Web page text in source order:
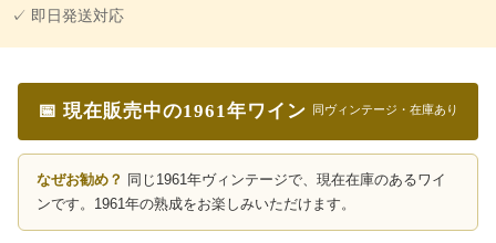
✓ 即日発送対応
📅 現在販売中の1961年ワイン 同ヴィンテージ・在庫あり
なぜお勧め？ 同じ1961年ヴィンテージで、現在在庫のあるワイ
ンです。1961年の熟成をお楽しみいただけます。